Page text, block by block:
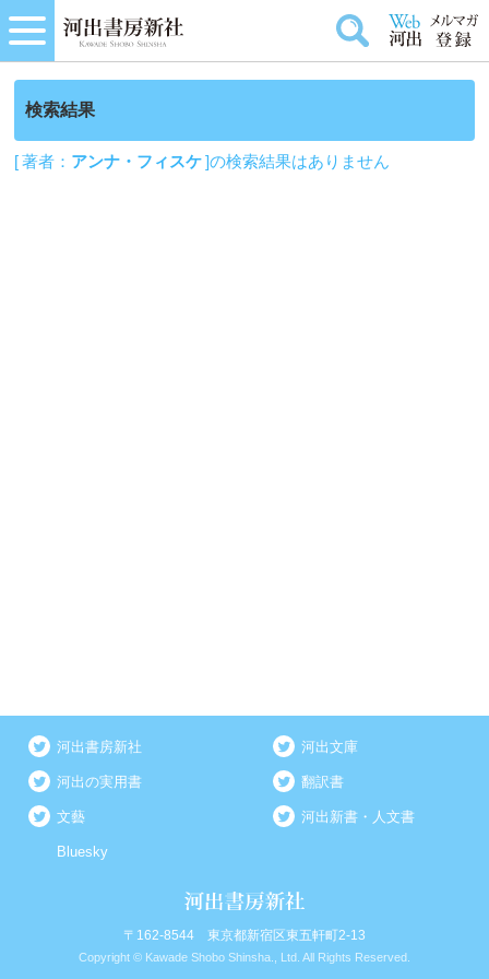
検索結果
[ 著者： アンナ・フィスケ]の検索結果はありません
河出書房新社 河出文庫
河出の実用書 翻訳書
文藝 河出新書・人文書
Bluesky
〒162-8544 東京都新宿区東五軒町2-13
Copyright © Kawade Shobo Shinsha., Ltd. All Rights Reserved.